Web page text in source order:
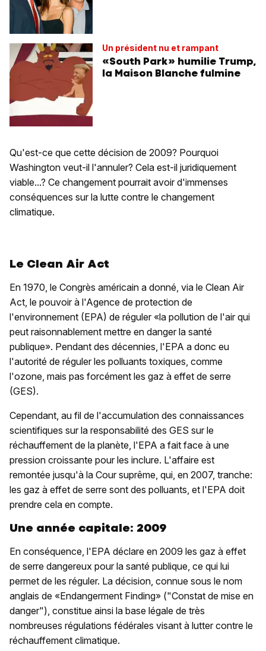
Un président nu et rampant
«South Park» humilie Trump,
la Maison Blanche fulmine
Qu'est-ce que cette décision de 2009? Pourquoi
Washington veut-il l'annuler? Cela est-il juridiquement
viable...? Ce changement pourrait avoir d'immenses
conséquences sur la lutte contre le changement
climatique.
Le Clean Air Act
En 1970, le Congrès américain a donné, via le Clean Air
Act, le pouvoir à l'Agence de protection de
l'environnement (EPA) de réguler «la pollution de l'air qui
peut raisonnablement mettre en danger la santé
publique». Pendant des décennies, l'EPA a donc eu
l'autorité de réguler les polluants toxiques, comme
l'ozone, mais pas forcément les gaz à effet de serre
(GES).
Cependant, au fil de l'accumulation des connaissances
scientifiques sur la responsabilité des GES sur le
réchauffement de la planète, l'EPA a fait face à une
pression croissante pour les inclure. L'affaire est
remontée jusqu'à la Cour suprême, qui, en 2007, tranche:
les gaz à effet de serre sont des polluants, et l'EPA doit
prendre cela en compte.
Une année capitale: 2009
En conséquence, l'EPA déclare en 2009 les gaz à effet
de serre dangereux pour la santé publique, ce qui lui
permet de les réguler. La décision, connue sous le nom
anglais de «Endangerment Finding» ("Constat de mise en
danger"), constitue ainsi la base légale de très
nombreuses régulations fédérales visant à lutter contre le
réchauffement climatique.